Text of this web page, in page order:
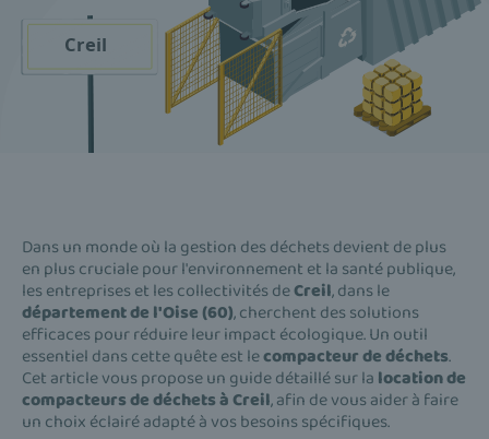
Dans un monde où la gestion des déchets devient de plus
en plus cruciale pour l'environnement et la santé publique,
les entreprises et les collectivités deCreil, dans le
département de l'Oise (60), cherchent des solutions
efficaces pour réduire leur impact écologique. Un outil
essentiel dans cette quête est lecompacteur de déchets.
Cet article vous propose un guide détaillé sur la location de
compacteurs de déchets à Creil, afin de vous aider à faire
un choix éclairé adapté à vos besoins spécifiques.